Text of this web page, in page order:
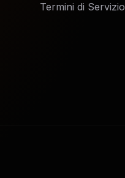
Termini di Servizio